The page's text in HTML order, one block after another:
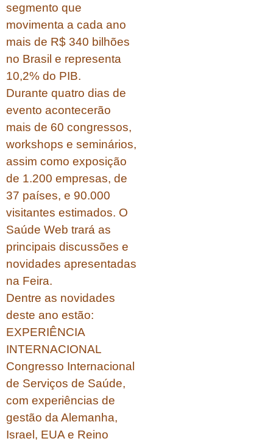
segmento que
movimenta a cada ano
mais de R$ 340 bilhões
no Brasil e representa
10,2% do PIB.
Durante quatro dias de
evento acontecerão
mais de 60 congressos,
workshops e seminários,
assim como exposição
de 1.200 empresas, de
37 países, e 90.000
visitantes estimados. O
Saúde Web trará as
principais discussões e
novidades apresentadas
na Feira.
Dentre as novidades
deste ano estão:
EXPERIÊNCIA
INTERNACIONAL
Congresso Internacional
de Serviços de Saúde,
com experiências de
gestão da Alemanha,
Israel, EUA e Reino